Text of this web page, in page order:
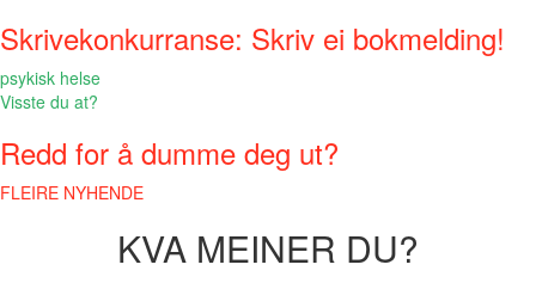
Skrivekonkurranse: Skriv ei bokmelding!
psykisk helse
Visste du at?
Redd for å dumme deg ut?
FLEIRE NYHENDE
KVA MEINER DU?